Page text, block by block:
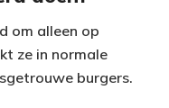
om alleen op
ze in normale
burgers.